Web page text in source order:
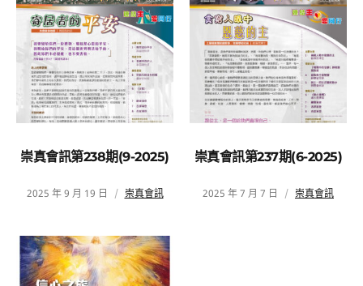
崇真會訊第238期(9-2025)
2025 年 9 月 19 日 崇真會訊
崇真會訊第237期(6-2025)
2025 年 7 月 7 日 崇真會訊